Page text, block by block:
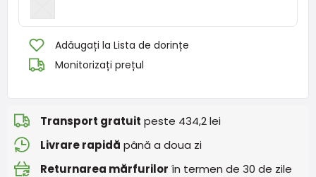
Adăugați la Lista de dorințe
Monitorizați prețul
Transport gratuit peste 434,2 lei
Livrare rapidă până a doua zi
Returnarea mărfurilor în termen de 30 de zile